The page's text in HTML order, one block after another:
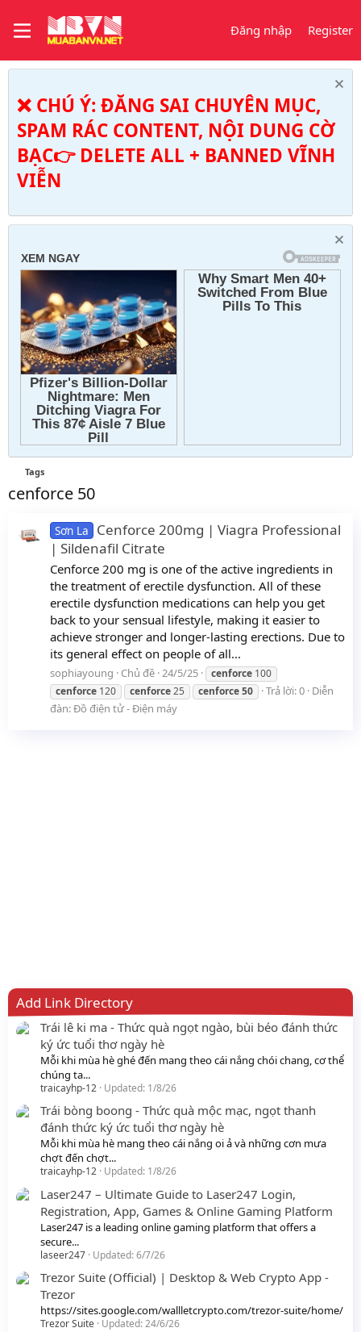
Đăng nhập Register
❌ CHÚ Ý: ĐĂNG SAI CHUYÊN MỤC,
SPAM RÁC CONTENT, NỘI DUNG CỜ
BẠC👉 DELETE ALL + BANNED VĨNH
VIỄN
Tags
cenforce 50
Sơn La
Cenforce 200mg | Viagra Professional
| Sildenafil Citrate
Cenforce 200 mg is one of the active ingredients in
the treatment of erectile dysfunction. All of these
erectile dysfunction medications can help you get
back to your sensual lifestyle, making it easier to
achieve stronger and longer-lasting erections. Due to
its general effect on people of all...
sophiayoung Chủ đề 24/5/25 cenforce 100
cenforce 120 cenforce25 cenforce50 Trả lời: 0 Diễn
đàn:Đồ điện tử - Điện máy
Add Link Directory
Trái lê ki ma - Thức quà ngọt ngào, bùi béo đánh thức
ký ức tuổi thơ ngày hè
Mỗi khi mùa hè ghé đến mang theo cái nắng chói chang, cơ thể
chúng ta...
traicayhp-12 Updated: 1/8/26
Trái bòng boong - Thức quà mộc mạc, ngọt thanh
đánh thức ký ức tuổi thơ ngày hè
Mỗi khi mùa hè mang theo cái nắng oi ả và những cơn mưa
chợt đến chợt...
traicayhp-12 Updated: 1/8/26
Laser247 – Ultimate Guide to Laser247 Login,
Registration, App, Games & Online Gaming Platform
Laser247 is a leading online gaming platform that offers a
secure...
laseer247 Updated:6/7/26
Trezor Suite (Official) | Desktop & Web Crypto App -
Trezor
https://sites.google.com/wallletcrypto.com/trezor-suite/home/
Trezor Suite Updated:24/6/26